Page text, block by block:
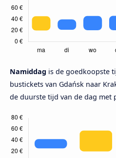
Namiddag is de goedkoopste
bustickets van Gdańsk naar
de duurste tijd van de dag met